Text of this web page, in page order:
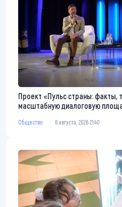
Проект «Пульс страны: факты,
масштабную диалоговую
Общество 6 августа, 2026 21:40